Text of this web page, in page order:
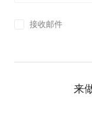
接收邮件
来